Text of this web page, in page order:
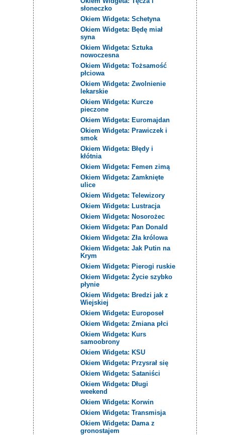
słoneczko
Okiem Widgeta: Schetyna
Okiem Widgeta: Będę miał
syna
Okiem Widgeta: Sztuka
nowoczesna
Okiem Widgeta: Tożsamość
płciowa
Okiem Widgeta: Zwolnienie
lekarskie
Okiem Widgeta: Kurcze
pieczone
Okiem Widgeta: Euromajdan
Okiem Widgeta: Prawiczek i
smok
Okiem Widgeta: Błędy i
kłótnia
Okiem Widgeta: Femen zimą
Okiem Widgeta: Zamknięte
ulice
Okiem Widgeta: Telewizory
Okiem Widgeta: Lustracja
Okiem Widgeta: Nosorożec
Okiem Widgeta: Pan Donald
Okiem Widgeta: Zła królowa
Okiem Widgeta: Jak Putin na
Krym
Okiem Widgeta: Pierogi ruskie
Okiem Widgeta: Życie szybko
płynie
Okiem Widgeta: Bredzi jak z
Wiejskiej
Okiem Widgeta: Europoseł
Okiem Widgeta: Zmiana płci
Okiem Widgeta: Kurs
samoobrony
Okiem Widgeta: KSU
Okiem Widgeta: Przysrał się
Okiem Widgeta: Sataniści
Okiem Widgeta: Długi
weekend
Okiem Widgeta: Korwin
Okiem Widgeta: Transmisja
Okiem Widgeta: Dama z
gronostajem